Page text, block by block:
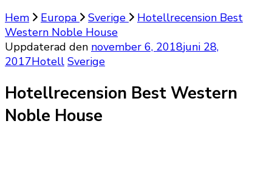
Hem
Europa Sverige
Hotellrecension Best
Western Noble House
Uppdaterad den november 6, 2018juni 28,
2017Hotell Sverige
Hotellrecension Best Western
Noble House